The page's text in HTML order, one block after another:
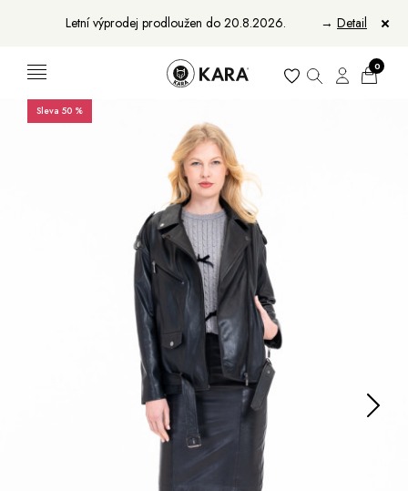
Letní výprodej prodloužen do 20.8.2026. → Detail
Muži
Bundy, kabáty a vesty
Aktovky, tašky a batohy
Peněženky
Pásky
Manikúry
Šály
Prodejny Služby
Kara klub
Extra výhodné
Slevy
0
Sleva 50 %